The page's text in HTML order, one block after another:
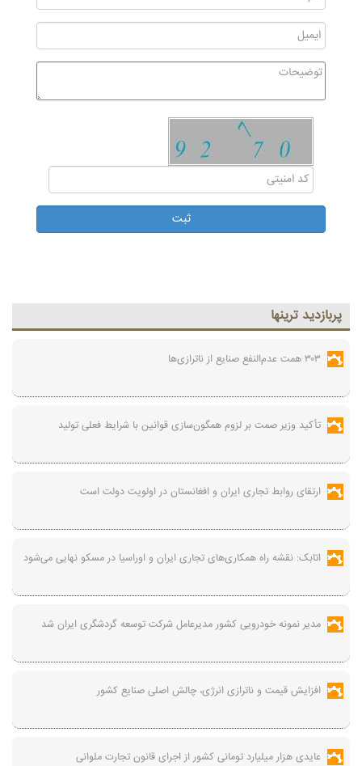
پربازديد ترينها
۳۰۳ همت عدم‌النفع صنایع از ناترازی‌ها
تأکید وزیر صمت بر لزوم همگون‌سازی قوانین با شرایط فعلی تولید
ارتقای روابط تجاری ایران و افغانستان در اولویت دولت است
اتابک: نقشه راه همکاری‌های تجاری ایران و اوراسیا در مسکو نهایی می‌شود
مدیر نمونه خودرویی کشور مدیرعامل شرکت توسعه گردشگری ایران شد
افزایش قیمت و ناترازی انرژی، چالش اصلی صنایع کشور
عایدی هزار میلیارد تومانی کشور از اجرای قانون تجارت ملوانی